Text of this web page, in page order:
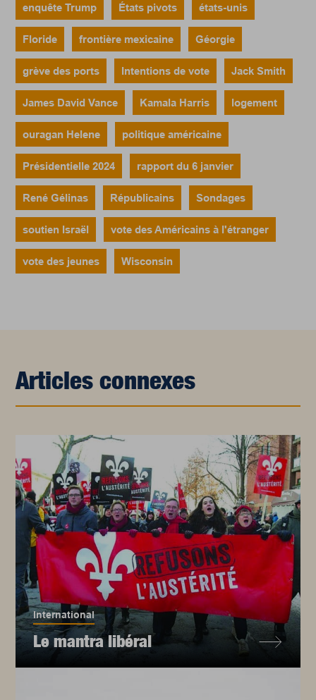
enquête Trump États pivots états-unis
Floride frontière mexicaine Géorgie
grève des ports Intentions de vote Jack Smith
James David Vance Kamala Harris logement
ouragan Helene politique américaine
Présidentielle 2024 rapport du 6 janvier
René Gélinas Républicains Sondages
soutien Israël vote des Américains à l'étranger
vote des jeunes Wisconsin
Articles connexes
International
Le mantra libéral